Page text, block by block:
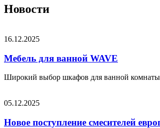
Новости
16.12.2025
Мебель для ванной WAVE
Широкий выбор шкафов для ванной
05.12.2025
Новое поступление смесителей